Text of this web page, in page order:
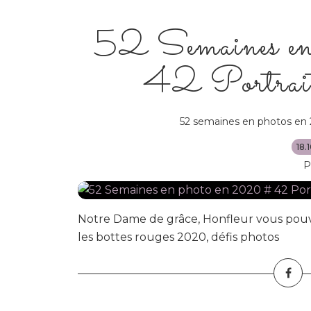
52 Semaines
42 Portrait
52 semaines en photos en
Notre Dame de grâce, Honfleur vous
les bottes rouges 2020, défis photos